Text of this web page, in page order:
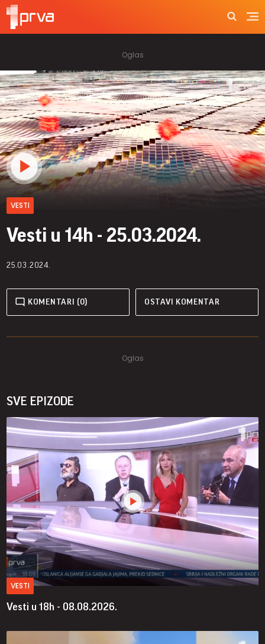
VESTI
Vesti u 14h - 25.03.2024.
25.03.2024.
KOMENTARI (0) OSTAVI KOMENTAR
SVE EPIZODE
VESTI
Vesti u 18h - 08.08.2026.